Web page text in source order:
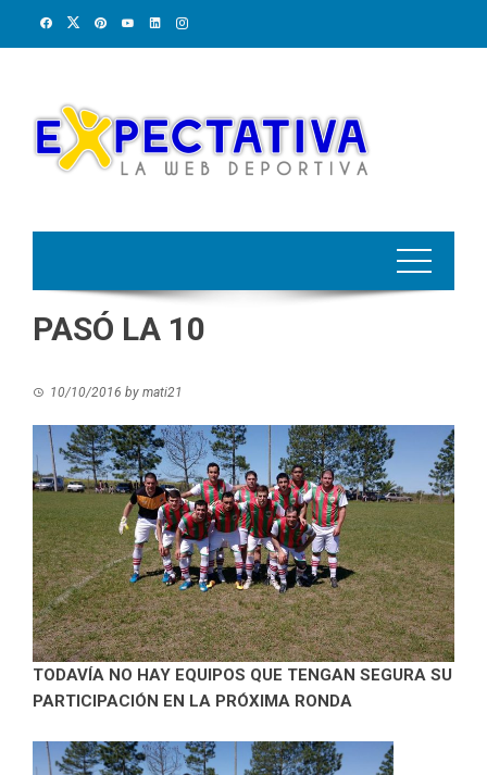
PASÓ LA 10
10/10/2016 by mati21
TODAVÍA NO HAY EQUIPOS QUE TENGAN SEGURA SU
PARTICIPACIÓN EN LA PRÓXIMA RONDA